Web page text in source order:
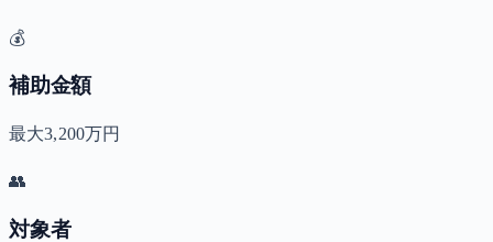
💰
補助金額
最大3,200万円
👥
対象者